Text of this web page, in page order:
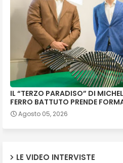
IL “TERZO PARADISO” DI
FERRO BATTUTO PRENDE
Agosto 05, 2026
LE VIDEO INTERVISTE